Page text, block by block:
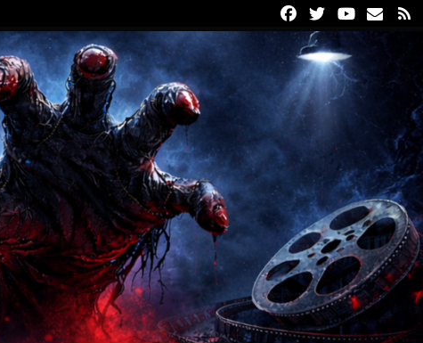
FacebookTwitterYoutube
Email